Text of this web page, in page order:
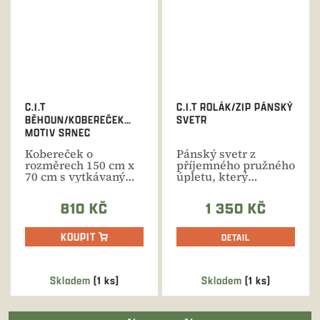
Skladem (1 ks)
C.I.T
BĚHOUN/KOBEREČEK
MOTIV SRNEC
Kobereček o
rozměrech 150 cm x
70 cm s vytkávaným
motivem srnce.
Možnost...810 KČ
KOUPIT
Skladem (1 ks)
C.I.T ROLÁK/ZIP PÁNSKÝ
SVETR
Pánský svetr z
příjemného pružného
úpletu, který
neomezuje v pohybu
1 350 KČ
DETAIL